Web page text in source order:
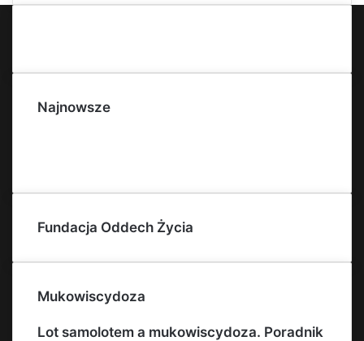
Najnowsze
Fundacja Oddech Życia
Mukowiscydoza
Lot samolotem a mukowiscydoza. Poradnik